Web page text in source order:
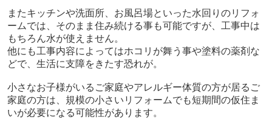
またキッチンや洗面所、お風呂場といった水回りのリフォ
ームでは、そのまま住み続ける事も可能ですが、工事中は
もちろん水が使えません。
他にも工事内容によってはホコリが舞う事や塗料の薬剤な
どで、生活に支障をきたす恐れが。
小さなお子様がいるご家庭やアレルギー体質の方が居るご
家庭の方は、規模の小さいリフォームでも短期間の仮住ま
いが必要になる可能性があります。